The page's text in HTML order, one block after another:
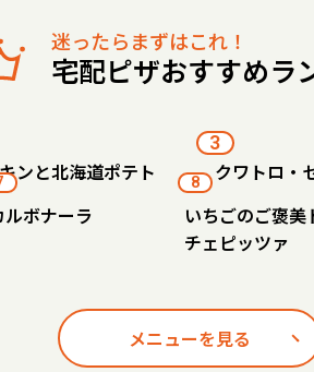
迷ったらまずはこれ！
宅配ピザおすすめラ
ンと北海道ポテト
3
クワトロ・
ルボナーラ
8
いちごのご褒美
チェピッツァ
メニューを見る